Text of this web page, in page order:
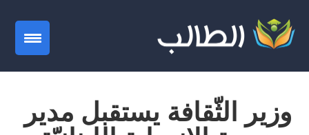
وزير الثّقافة يستقبل مدير